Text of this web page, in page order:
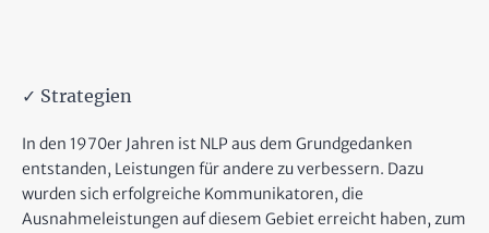
✓ Strategien
In den 1970er Jahren ist NLP aus dem Grundgedanken
entstanden, Leistungen für andere zu verbessern. Dazu
wurden sich erfolgreiche Kommunikatoren, die
Ausnahmeleistungen auf diesem Gebiet erreicht haben, zum